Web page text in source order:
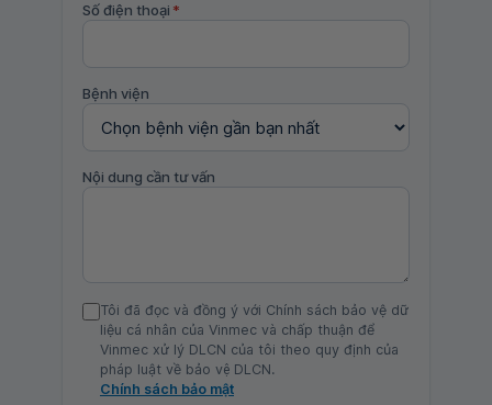
Số điện thoại *
Bệnh viện
Nội dung cần tư vấn
Tôi đã đọc và đồng ý với Chính sách bảo vệ dữ
liệu cá nhân của Vinmec và chấp thuận để
Vinmec xử lý DLCN của tôi theo quy định của
pháp luật về bảo vệ DLCN.
Chính sách bảo mật